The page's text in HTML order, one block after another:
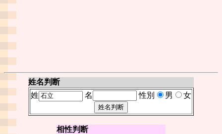
姓名判断
姓
名 性別 男 女
相性判断